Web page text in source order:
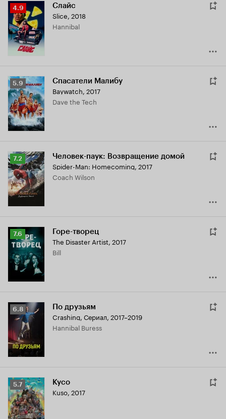
Рейтинг
Кинопоиска
4.9
4.9 Слайс
Slice, 2018
Hannibal
Рейтинг
Кинопоиска
5.9
5.9 Спасатели Малибу
Baywatch, 2017
Dave the Tech
Рейтинг
Кинопоиска
7.2
7.2 Человек-паук: Возвращение домой
Spider-Man: Homecoming, 2017
Coach Wilson
Рейтинг
Кинопоиска
7.6
7.6 Горе-творец
The Disaster Artist, 2017
Bill
Рейтинг
Кинопоиска
6.8
6.8 По друзьям
Crashing, Сериал, 2017–2019
Hannibal Buress
Рейтинг
Кинопоиска
5.7
5.7 Кусо
Kuso, 2017